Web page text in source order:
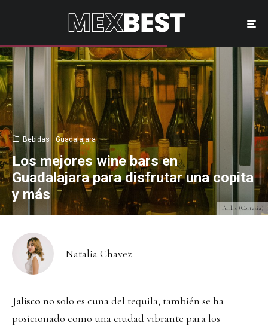
Turbio (Cortesía)
Bebidas Guadalajara
Los mejores wine bars en
Guadalajara para disfrutar una copita
y más
Natalia Chavez
Jalisco no solo es cuna del tequila; también se ha
posicionado como una ciudad vibrante para los